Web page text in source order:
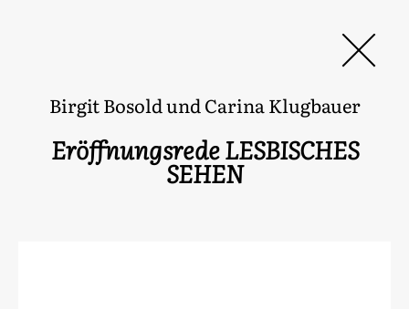
Birgit Bosold und Carina Klugbauer
Eröffnungsrede LESBISCHES
SEHEN